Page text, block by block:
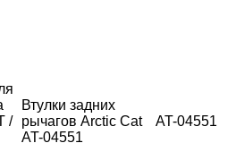
Втулки задних
рычагов Arctic Cat
AT-04551
AT-04551